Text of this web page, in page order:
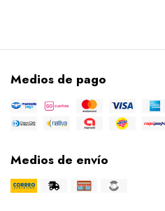
Medios de pago
Medios de envío